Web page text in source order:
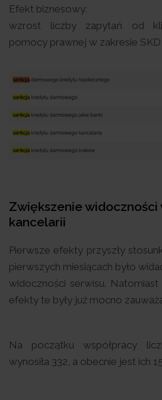
Efekt biznesowy:
wzrost liczby zapytań od
pomocy prawnej w zakresie SKD
Zwiększenie widoczności
kancelarii
Pierwsze efekty przyszły
pierwszych miesiącach było
widoczności serwisu.
efekty te były już mocno
Na początku współpracy
wynosiła 332, a obecnie jest ich